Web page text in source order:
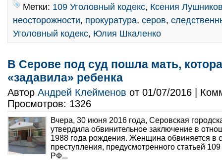
Метки: 109 Уголовный кодекс, Ксения
неосторожности, прокуратура, серов,
Уголовный кодекс, Юлия Шкаленко
В Серове под суд пошла мать,
«задавила» ребенка
Автор Андрей Клейменов от 01/07/2016 |
Просмотров: 1326
Вчера, 30 июня 2016 года, Серовская
утвердила обвинительное заключение в
1988 года рождения. Женщина обвиняется в
преступления, предусмотренного статьей
РФ...